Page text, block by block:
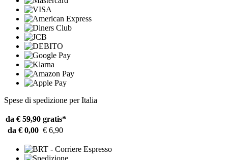
Spese di spedizione per Italia
da € 59,90 gratis*
da € 0,00 € 6,90